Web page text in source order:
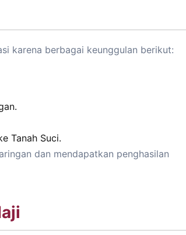
karena berbagai keunggulan berikut:
Tanah Suci.
dan mendapatkan penghasilan